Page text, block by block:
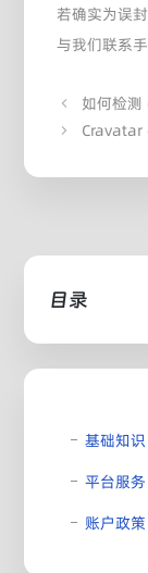
若确实为误
与我们联系手
如何检测
Cravatar
目录
基础知识
平台服务
账户政策